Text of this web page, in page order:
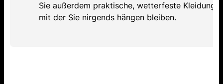
Sie außerdem praktische, wetterfeste Kleidung,
mit der Sie nirgends hängen bleiben.